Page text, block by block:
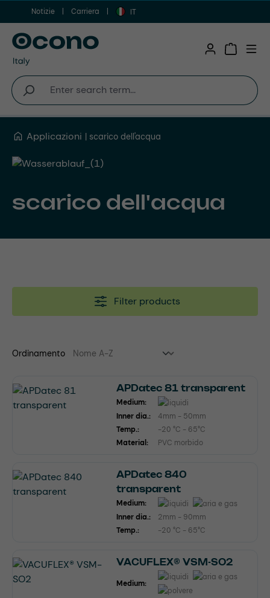
Vai al contenuto principale
Notizie Carriera IT
Applicazioni scarico dell'acqua
scarico dell'acqua
Filter products
Ordinamento
APDatec 81 transparent
Medium:
Inner dia.:
4mm - 50mm
Temp.:
-20 °C - 65°C
Material:
PVC morbido
APDatec 840
transparent
Medium:
Inner dia.:
2mm - 90mm
Temp.:
-20 °C - 65°C
VACUFLEX® VSM-SO2
Medium: